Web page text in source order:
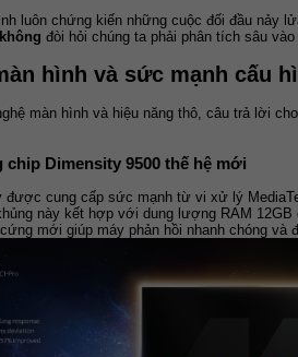
luôn chứng kiến những cuộc đối đầu nảy
đòi hỏi chúng ta phải phân tích sâu
hình và sức mạnh cấu
màn hình và hiệu năng thô, câu trả lời
Dimensity 9500 thế hệ mới
được cung cấp sức mạnh từ vi xử lý
này kết hợp với dung lượng RAM
mới giúp máy phản hồi nhanh chóng